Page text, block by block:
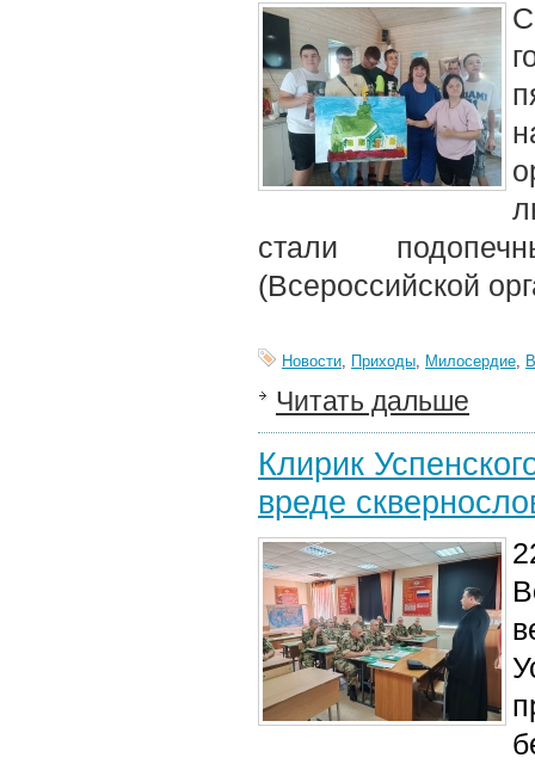
стали
(Всероссийской
Новости, Приходы, Милосердие,
Читать дальше
Клирик
вреде